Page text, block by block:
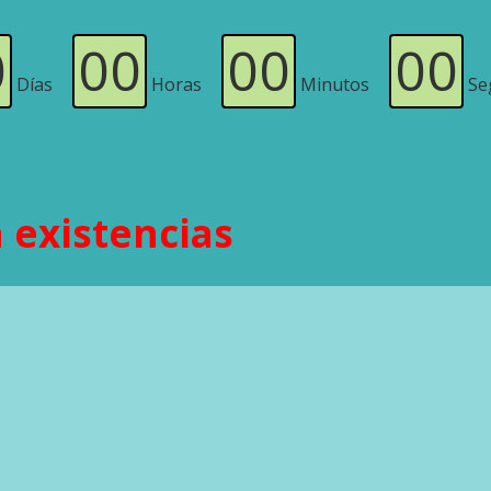
Días 00 Horas 00 Minutos 00
existencias